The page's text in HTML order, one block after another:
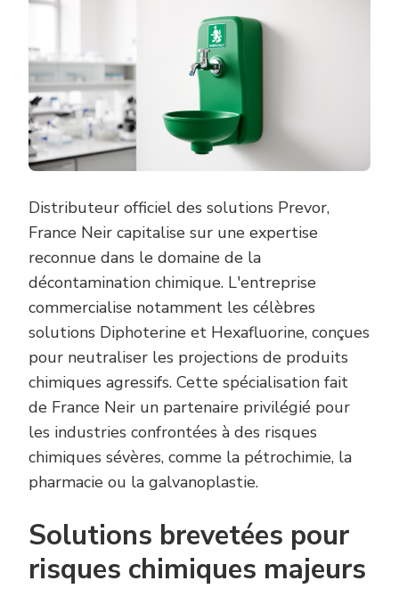
Distributeur officiel des solutions Prevor,
France Neir capitalise sur une expertise
reconnue dans le domaine de la
décontamination chimique. L'entreprise
commercialise notamment les célèbres
solutions Diphoterine et Hexafluorine, conçues
pour neutraliser les projections de produits
chimiques agressifs. Cette spécialisation fait
de France Neir un partenaire privilégié pour
les industries confrontées à des risques
chimiques sévères, comme la pétrochimie, la
pharmacie ou la galvanoplastie.
Solutions brevetées pour
risques chimiques majeurs